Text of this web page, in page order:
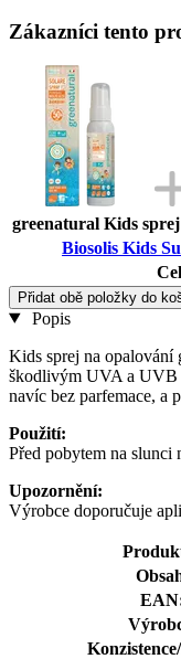
Zákazníci tento
greenatural Kids
Biosolis Kids
Přidat obě položky do
Popis
Kids sprej na opalování
škodlivým UVA a UVB
navíc bez parfemace, a
Použití:
Před pobytem na slunci
Upozornění:
Výrobce doporučuje